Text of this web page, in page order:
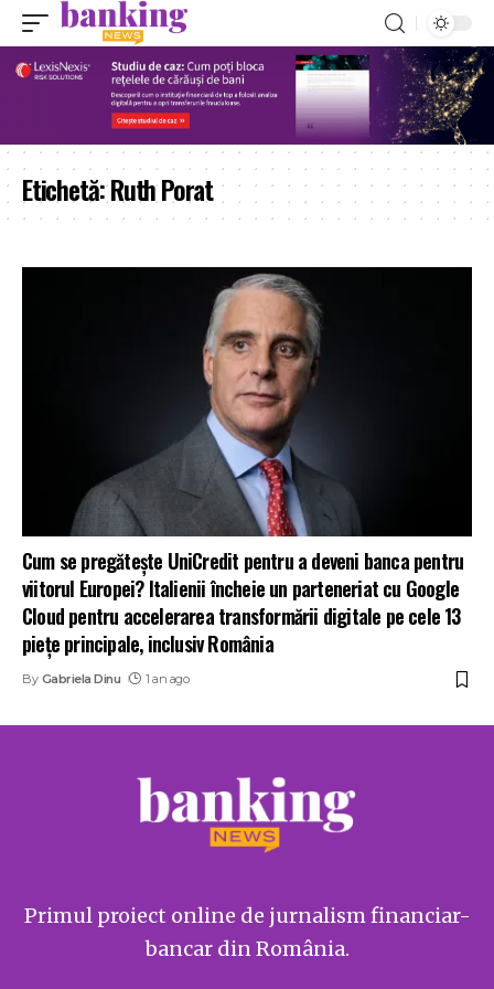
Etichetă:Ruth Porat
Cum se pregătește UniCredit pentru a deveni banca pentru
viitorul Europei? Italienii încheie un parteneriat cu Google
Cloud pentru accelerarea transformării digitale pe cele 13
piețe principale, inclusiv România
By Gabriela Dinu 1 an ago
Primul proiect online de jurnalism financiar-
bancar din România.